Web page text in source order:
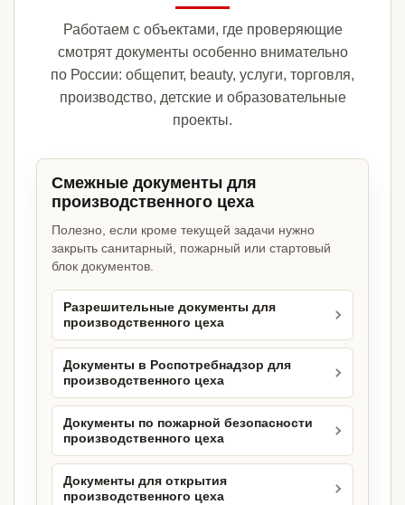
Работаем с объектами, где проверяющие
смотрят документы особенно внимательно
по России: общепит, beauty, услуги, торговля,
производство, детские и образовательные
проекты.
Смежные документы для
производственного цеха
Полезно, если кроме текущей задачи нужно
закрыть санитарный, пожарный или стартовый
блок документов.
Разрешительные документы для
производственного цеха
Документы в Роспотребнадзор для
производственного цеха
Документы по пожарной безопасности
производственного цеха
Документы для открытия
производственного цеха